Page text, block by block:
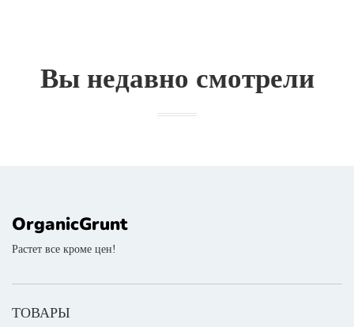
Вы недавно смотрели
OrganicGrunt
Растет все кроме цен!
ТОВАРЫ